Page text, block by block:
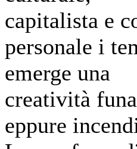
capitalista e
personale i
emerge una
creatività
eppure